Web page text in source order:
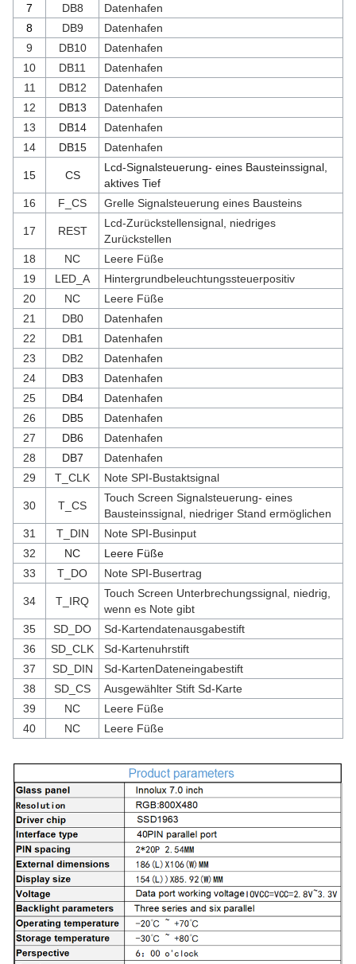
7
DB8
Datenhafen
8
DB9
Datenhafen
9
DB10
Datenhafen
10
DB11
Datenhafen
11
DB12
Datenhafen
12
DB13
Datenhafen
13
DB14
Datenhafen
14
DB15 Datenhafen
15 CS
Lcd-Signalsteuerung- eines Bausteinssignal,
aktives Tief
16
F_CS Grelle Signalsteuerung eines Bausteins
17 REST
Lcd-Zurückstellensignal, niedriges
Zurückstellen
18
NC
Leere Füße
19
LED_A
Hintergrundbeleuchtungssteuerpositiv
20
NC
Leere Füße
21
DB0
Datenhafen
22
DB1
Datenhafen
23
DB2
Datenhafen
24
DB3
Datenhafen
25
DB4
Datenhafen
26
DB5
Datenhafen
27
DB6
Datenhafen
28
DB7
Datenhafen
29
T_CLK Note SPI-Bustaktsignal
30 T_CS
Touch Screen Signalsteuerung- eines
Bausteinssignal, niedriger Stand ermöglichen
31
T_DIN
Note SPI-Businput
32
NC
Leere Füße
33
T_DO Note SPI-Busertrag
34 T_IRQ
Touch Screen Unterbrechungssignal, niedrig,
wenn es Note gibt
35
SD_DO
Sd-Kartendatenausgabestift
36
SD_CLK
Sd-Kartenuhrstift
37
SD_DIN
Sd-KartenDateneingabestift
38
SD_CS
Ausgewählter Stift Sd-Karte
39
NC
Leere Füße
40
NC Leere Füße